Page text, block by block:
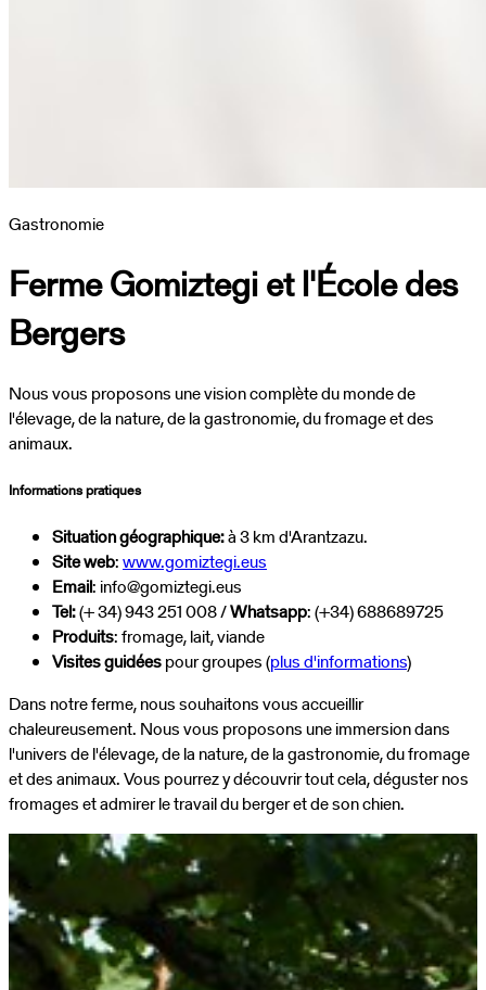
Gastronomie
Ferme Gomiztegi et l'École des
Bergers
Nous vous proposons une vision complète du monde de
l'élevage, de la nature, de la gastronomie, du fromage et des
animaux.
Informations pratiques
Situation géographique:à3 km d'Arantzazu.
Site web:www.gomiztegi.eus
Email: info@gomiztegi.eus
Tel:(+ 34) 943 251 008 /Whatsapp: (+34) 688689725
Produits: fromage, lait, viande
Visites guidéespour groupes (plus d'informations)
Dans notre ferme, nous souhaitons vous accueillir
chaleureusement. Nous vous proposons une immersion dans
l'univers de l'élevage, de la nature, de la gastronomie, du fromage
et des animaux. Vous pourrez y découvrir tout cela, déguster nos
fromages et admirer le travail du berger et de son chien.